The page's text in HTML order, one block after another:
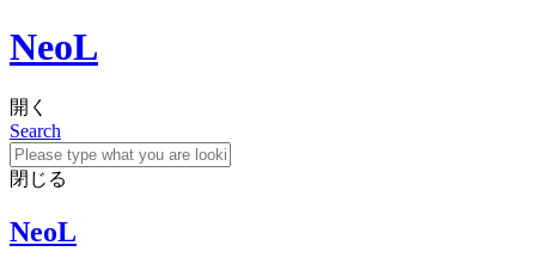
NeoL
開く
Search
閉じる
NeoL